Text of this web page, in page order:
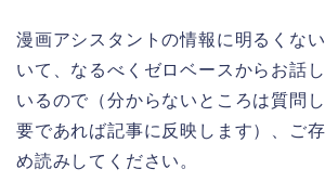
漫画アシスタントの情報に明るくな
いて、なるべくゼロベースからお話
いるので（分からないところは質問
要であれば記事に反映します）、ご
め読みしてください。